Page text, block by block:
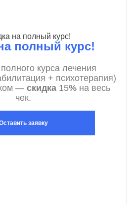
полный курс!
курса лечения
+ психотерапия)
— скидка 15%на весь
чек.
заявку